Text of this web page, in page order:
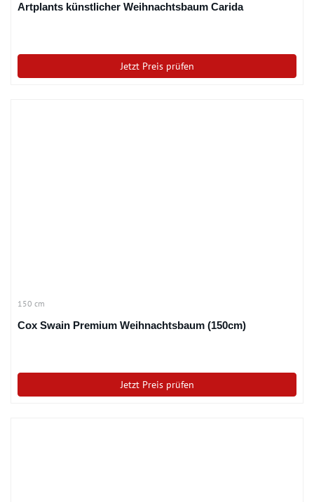
Artplants künstlicher Weihnachtsbaum Carida
Jetzt Preis prüfen
150 cm
Cox Swain Premium Weihnachtsbaum (150cm)
Jetzt Preis prüfen